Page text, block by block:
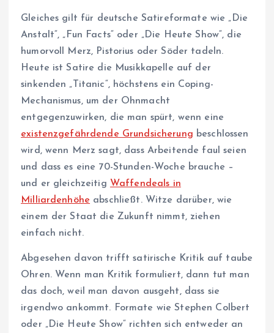
Gleiches gilt für deutsche Satireformate wie „Die
Anstalt“, „Fun Facts“ oder „Die Heute Show“, die
humorvoll Merz, Pistorius oder Söder tadeln.
Heute ist Satire die Musikkapelle auf der
sinkenden „Titanic“, höchstens ein Coping-
Mechanismus, um der Ohnmacht
entgegenzuwirken, die man spürt, wenn eine
existenzgefährdende Grundsicherung beschlossen
wird, wenn Merz sagt, dass Arbeitende faul seien
und dass es eine 70-Stunden-Woche brauche –
und er gleichzeitig Waffendeals in
Milliardenhöhe abschließt. Witze darüber, wie
einem der Staat die Zukunft nimmt, ziehen
einfach nicht.
Abgesehen davon trifft satirische Kritik auf taube
Ohren. Wenn man Kritik formuliert, dann tut man
das doch, weil man davon ausgeht, dass sie
irgendwo ankommt. Formate wie Stephen Colbert
oder „Die Heute Show“ richten sich entweder an